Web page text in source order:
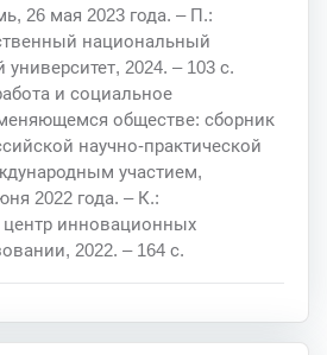
26 мая 2023 года. – П.:
национальный
2024. – 103 с.
и социальное
обществе: сборник
научно-практической
участием,
2022 года. – К.:
инновационных
2022. – 164 с.